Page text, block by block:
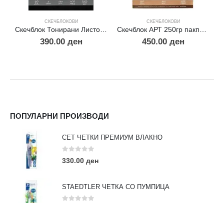
СКЕЧБЛОКОВИ
Скечблок Тонирани Листови за Пастел А5
390.00 ден
СКЕЧБЛОКОВИ
Скечблок АРТ 250гр пакпапир хартија А4
450.00 ден
ПОПУЛАРНИ ПРОИЗВОДИ
СЕТ ЧЕТКИ ПРЕМИУМ ВЛАКНО
0 out of 5
330.00 ден
STAEDTLER ЧЕТКА СО ПУМПИЦА